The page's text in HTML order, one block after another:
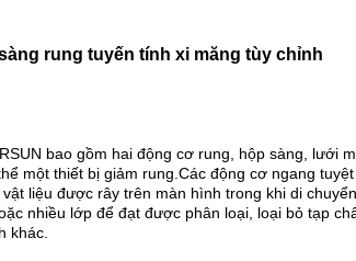
rung tuyến tính xi măng tùy chỉnh
bao gồm hai động cơ rung, hộp sàng, lưới
một thiết bị giảm rung.Các động cơ ngang
liệu được rây trên màn hình trong khi di
nhiều lớp để đạt được phân loại, loại bỏ tạp
khác.